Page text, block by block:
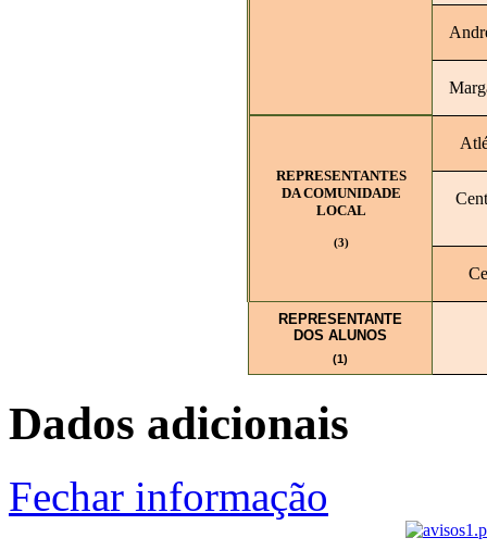
REPRESENTANTES
DA COMUNIDADE
LOCAL
(3)
REPRESENTANTE
DOS ALUNOS
(1)
Dados adicionais
Fechar informação